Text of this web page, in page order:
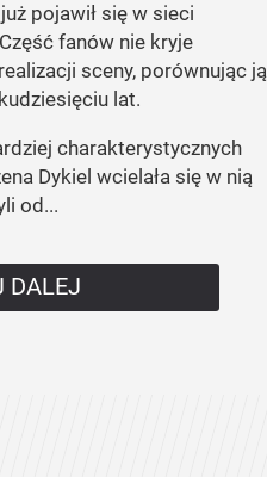
pojawił się w sieci
fanów nie kryje
sceny, porównując ją
lat.
charakterystycznych
Dykiel wcielała się w nią
od...
DALEJ